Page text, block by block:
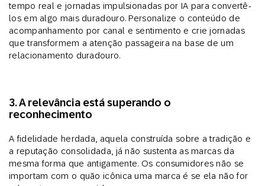
tempo real e jornadas impulsionadas por IA para convertê-
los em algo mais duradouro. Personalize o conteúdo de
acompanhamento por canal e sentimento e crie jornadas
que transformem a atenção passageira na base de um
relacionamento duradouro.
3. A relevância está superando o
reconhecimento
A fidelidade herdada, aquela construída sobre a tradição e
a reputação consolidada, já não sustenta as marcas da
mesma forma que antigamente. Os consumidores não se
importam com o quão icônica uma marca é se ela não for